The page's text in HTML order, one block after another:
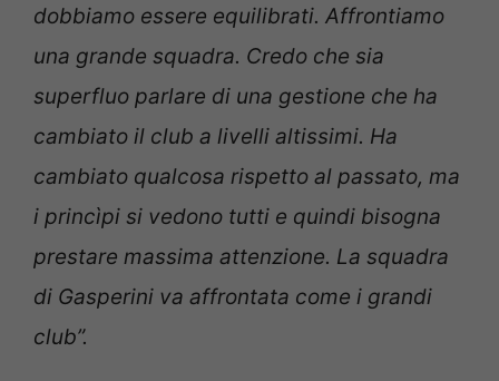
dobbiamo essere equilibrati. Affrontiamo
una grande squadra. Credo che sia
superfluo parlare di una gestione che ha
cambiato il club a livelli altissimi. Ha
cambiato qualcosa rispetto al passato, ma
i princìpi si vedono tutti e quindi bisogna
prestare massima attenzione. La squadra
di Gasperini va affrontata come i grandi
club”.